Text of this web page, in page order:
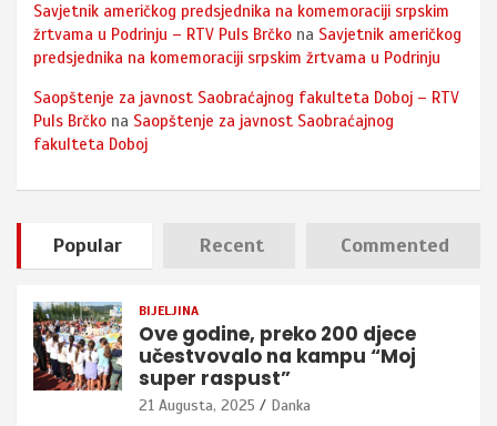
Savjetnik američkog predsjednika na komemoraciji srpskim
žrtvama u Podrinju – RTV Puls Brčko na Savjetnik američkog
predsjednika na komemoraciji srpskim žrtvama u Podrinju
Saopštenje za javnost Saobraćajnog fakulteta Doboj – RTV
Puls Brčko na Saopštenje za javnost Saobraćajnog
fakulteta Doboj
Popular Recent Commented
BIJELJINA
Ove godine, preko 200 djece
učestvovalo na kampu “Moj
super raspust”
21 Augusta, 2025 Danka